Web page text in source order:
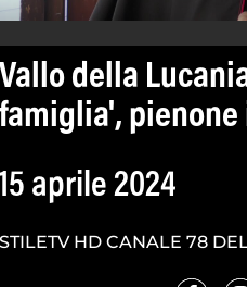
Vallo della
famiglia', pienone
15 aprile 2024
STILETV HD CANALE 78